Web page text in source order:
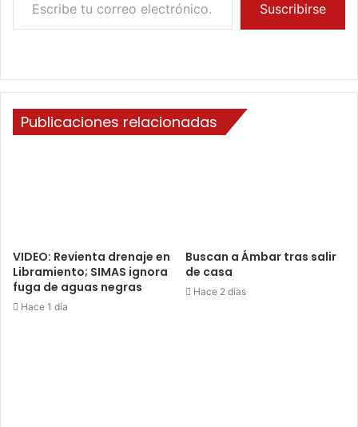
Suscribirse
Publicaciones relacionadas
VIDEO: Revienta drenaje en
Libramiento; SIMAS ignora
fuga de aguas negras
Hace 1 día
Buscan a Ámbar tras salir
de casa
Hace 2 días